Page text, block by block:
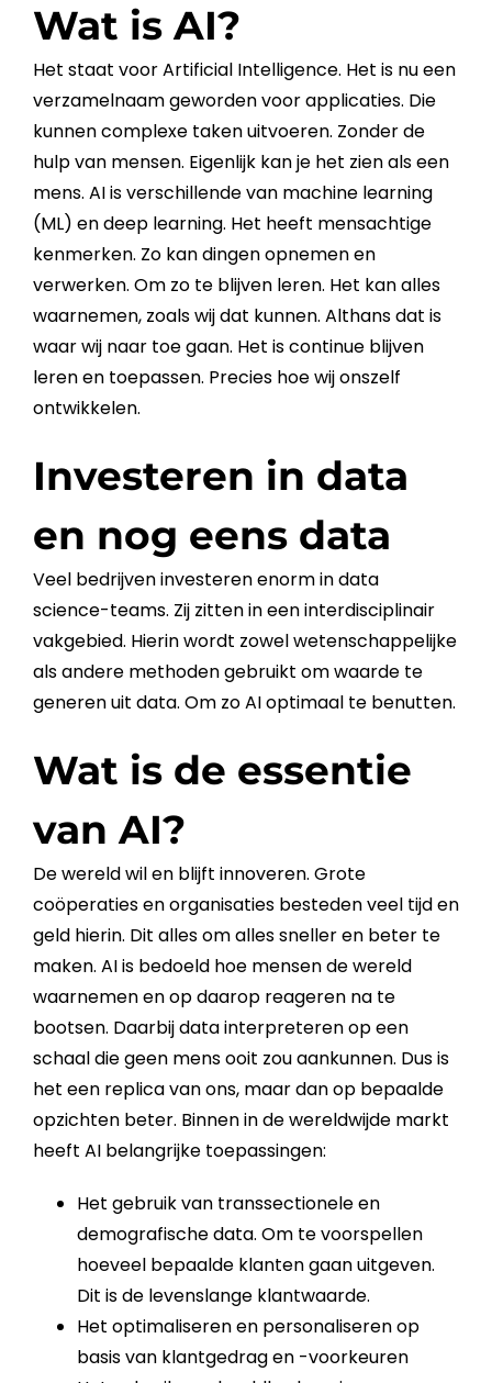
Wat is AI?
Het staat voor Artificial Intelligence. Het is nu een
verzamelnaam geworden voor applicaties. Die
kunnen complexe taken uitvoeren. Zonder de
hulp van mensen. Eigenlijk kan je het zien als een
mens. AIis verschillende van machine learning
(ML) en deep learning. Het heeft mensachtige
kenmerken. Zo kan dingen opnemen en
verwerken. Om zo te blijven leren. Het kan alles
waarnemen, zoals wij dat kunnen. Althans dat is
waar wij naar toe gaan. Het is continue blijven
leren en toepassen. Precies hoe wij onszelf
ontwikkelen.
Investeren in data
en nog eens data
Veel bedrijven investeren enorm in data
science-teams. Zij zitten in een interdisciplinair
vakgebied. Hierin wordt zowel wetenschappelijke
als andere methoden gebruikt om waarde te
generen uit data. Om zoAIoptimaal te benutten.
Wat is de essentie
van AI?
De wereld wil en blijft innoveren. Grote
coöperaties en organisaties besteden veel tijd en
geld hierin. Dit alles om alles sneller en beter te
maken. AIis bedoeld hoe mensen de wereld
waarnemen en op daarop reageren na te
bootsen. Daarbij data interpreteren op een
schaal die geen mens ooit zou aankunnen. Dus is
het een replica van ons, maar dan op bepaalde
opzichten beter. Binnen in de wereldwijde markt
heeft AIbelangrijke toepassingen:
Het gebruik van transsectionele en
demografische data. Om te voorspellen
hoeveel bepaalde klanten gaan uitgeven.
Dit is de levenslange klantwaarde.
Het optimaliseren en personaliseren op
basis van klantgedrag en -voorkeuren